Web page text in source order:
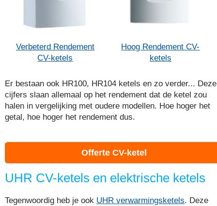
Verbeterd Rendement
CV-ketels
Hoog Rendement CV-
ketels
Er bestaan ook HR100, HR104 ketels en zo verder... Deze
cijfers slaan allemaal op het rendement dat de ketel zou
halen in vergelijking met oudere modellen. Hoe hoger het
getal, hoe hoger het rendement dus.
Offerte CV-ketel
UHR CV-ketels en elektrische ketels
Tegenwoordig heb je ook UHR verwarmingsketels. Deze